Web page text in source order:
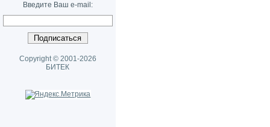
Введите Ваш e-mail:
Copyright © 2001-2026
БИТЕК